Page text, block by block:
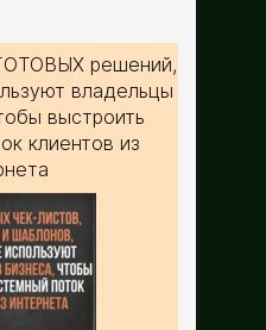
решений,
владельцы
выстроить
клиентов из